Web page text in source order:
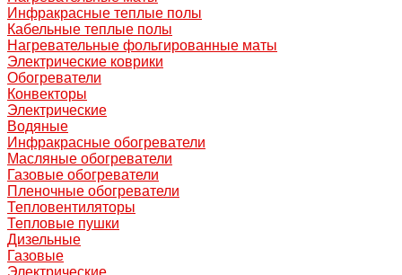
Инфракрасные теплые полы
Кабельные теплые полы
Нагревательные фольгированные маты
Электрические коврики
Обогреватели
Конвекторы
Электрические
Водяные
Инфракрасные обогреватели
Масляные обогреватели
Газовые обогреватели
Пленочные обогреватели
Тепловентиляторы
Тепловые пушки
Дизельные
Газовые
Электрические